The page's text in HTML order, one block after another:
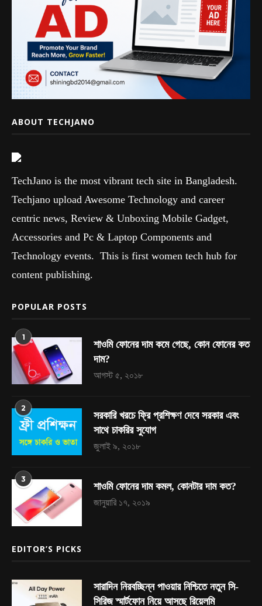
ABOUT TECHJANO
TechJano is the most vibrant tech site in Bangladesh.
Techjano upload Awesome Technology and career
centric news, Review & Unboxing Mobile Gadget,
Accessories and Pc & Laptop Components and
Technology events. This is first women tech hub for
content publishing.
POPULAR POSTS
1
শাওমি ফোনের দাম কমে গেছে, কোন ফোনের কত
দাম?
আগস্ট ৫, ২০১৮
2
সরকারি খরচে ফ্রি প্রশিক্ষণ দেবে সরকার এবং
সাথে চাকরির সুযোগ
জুলাই ৯, ২০১৮
3
শাওমি ফোনের দাম কমল, কোনটার দাম কত?
জানুয়ারি ১৭, ২০১৯
EDITOR’S PICKS
সারাদিন নিরবচ্ছিন্ন পাওয়ার নিশ্চিতে নতুন সি-
সিরিজ স্মার্টফোন নিয়ে আসছে রিয়েলমি